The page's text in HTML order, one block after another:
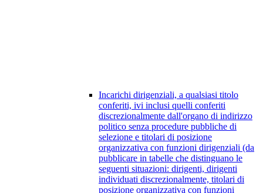
Incarichi dirigenziali, a qualsiasi titolo
conferiti, ivi inclusi quelli conferiti
discrezionalmente dall'organo di indirizzo
politico senza procedure pubbliche di
selezione e titolari di posizione
organizzativa con funzioni dirigenziali (da
pubblicare in tabelle che distinguano le
seguenti situazioni: dirigenti, dirigenti
individuati discrezionalmente, titolari di
posizione organizzativa con funzioni